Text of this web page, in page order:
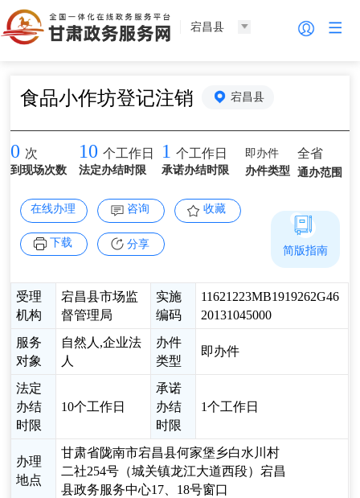
宕昌县
食品小作坊登记注销 宕昌县
0 次
到现场次数
10 个工作日
法定办结时限
1 个工作日
承诺办结时限
即办件
办件类型
全省
通办范围
在线办理 咨询 收藏
下载 分享
受理
机构
宕昌县市场监
督管理局
实施
编码
11621223MB1919262G46
20131045000
服务
对象
自然人,企业法
人
办件
类型
即办件
法定
办结
时限
10个工作日
承诺
办结
时限
1个工作日
办理
地点
甘肃省陇南市宕昌县何家堡乡白水川村
二社254号（城关镇龙江大道西段）宕昌
县政务服务中心17、18号窗口
简版指南